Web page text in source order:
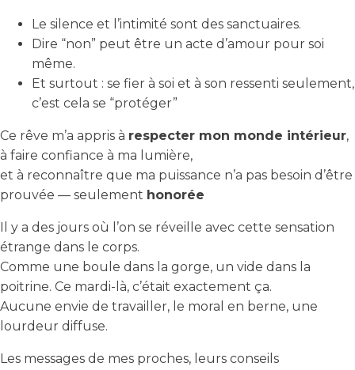
Le silence et l’intimité sont des sanctuaires.
Dire “non” peut être un acte d’amour pour soi
même.
Et surtout : se fier à soi et à son ressenti seulement,
c’est cela se “protéger”
Ce rêve m’a appris à respecter mon monde intérieur,
à faire confiance à ma lumière,
et à reconnaître que ma puissance n’a pas besoin d’être
prouvée — seulement honorée
Il y a des jours où l’on se réveille avec cette sensation
étrange dans le corps.
Comme une boule dans la gorge, un vide dans la
poitrine. Ce mardi-là, c’était exactement ça.
Aucune envie de travailler, le moral en berne, une
lourdeur diffuse.
Les messages de mes proches, leurs conseils